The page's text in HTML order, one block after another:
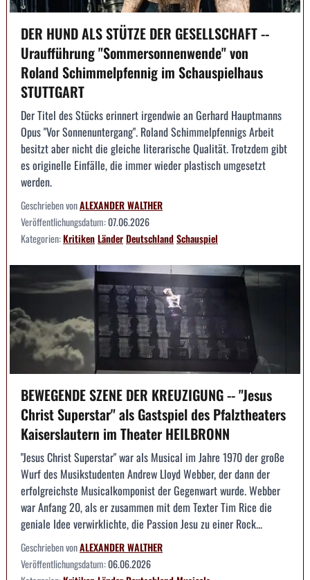
DER HUND ALS STÜTZE DER GESELLSCHAFT --
Uraufführung "Sommersonnenwende" von
Roland Schimmelpfennig im Schauspielhaus
STUTTGART
Der Titel des Stücks erinnert irgendwie an Gerhard Hauptmanns
Opus "Vor Sonnenuntergang". Roland Schimmelpfennigs Arbeit
besitzt aber nicht die gleiche literarische Qualität. Trotzdem gibt
es originelle Einfälle, die immer wieder plastisch umgesetzt
werden.
Geschrieben vonALEXANDER WALTHER
Veröffentlichungsdatum:07.06.2026
Kategorien:KritikenLänderDeutschlandSchauspiel
BEWEGENDE SZENE DER KREUZIGUNG -- "Jesus
Christ Superstar" als Gastspiel des Pfalztheaters
Kaiserslautern im Theater HEILBRONN
"Jesus Christ Superstar" war als Musical im Jahre 1970 der große
Wurf des Musikstudenten Andrew Lloyd Webber, der dann der
erfolgreichste Musicalkomponist der Gegenwart wurde. Webber
war Anfang 20, als er zusammen mit dem Texter Tim Rice die
geniale Idee verwirklichte, die Passion Jesu zu einer Rock...
Geschrieben vonALEXANDER WALTHER
Veröffentlichungsdatum:06.06.2026